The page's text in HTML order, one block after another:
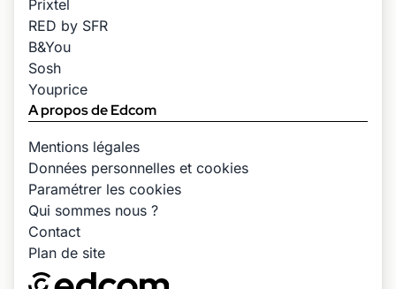
Prixtel
RED by SFR
B&You
Sosh
Youprice
A propos de Edcom
Mentions légales
Données personnelles et cookies
Paramétrer les cookies
Qui sommes nous ?
Contact
Plan de site